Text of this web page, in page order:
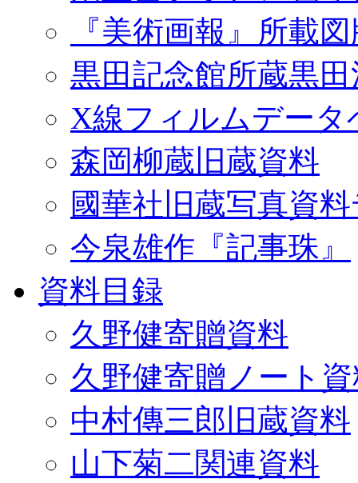
『美術画報』所載
黒田記念館所蔵黒
X線フィルムデータ
森岡柳蔵旧蔵資料
國華社旧蔵写真資
今泉雄作『記事珠』
資料目録
久野健寄贈資料
久野健寄贈ノート
中村傳三郎旧蔵資料
山下菊二関連資料